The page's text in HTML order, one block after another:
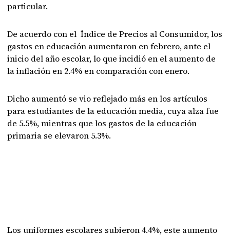
particular.
De acuerdo con el Índice de Precios al Consumidor, los
gastos en educación aumentaron en febrero, ante el
inicio del año escolar, lo que incidió en el aumento de
la inflación en 2.4% en comparación con enero.
Dicho aumentó se vio reflejado más en los artículos
para estudiantes de la educación media, cuya alza fue
de 5.5%, mientras que los gastos de la educación
primaria se elevaron 5.3%.
Los uniformes escolares subieron 4.4%, este aumento